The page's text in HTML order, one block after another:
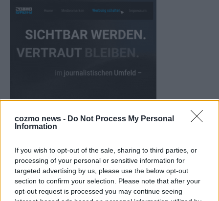
cozmo news - Do Not Process My Personal
Information
If you wish to opt-out of the sale, sharing to third parties, or
processing of your personal or sensitive information for
targeted advertising by us, please use the below opt-out
section to confirm your selection. Please note that after your
opt-out request is processed you may continue seeing
ANZEIGE